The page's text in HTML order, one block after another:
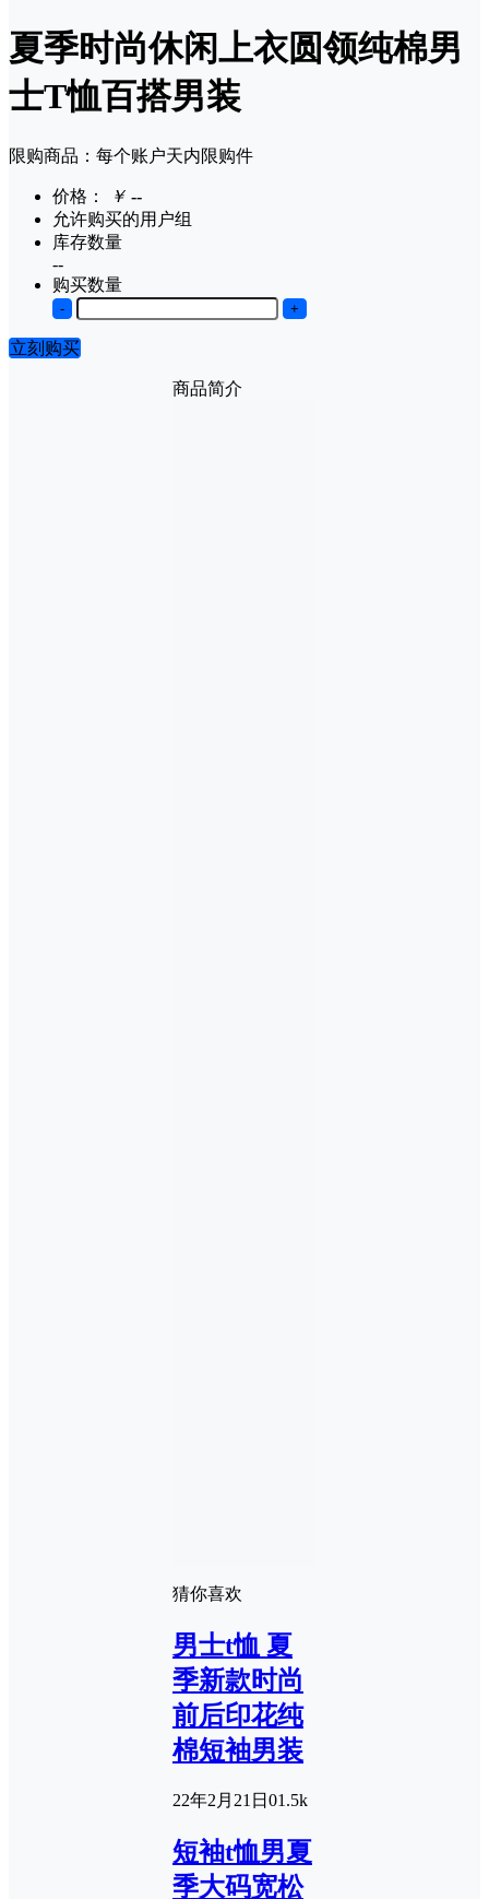
夏季时尚休闲上衣圆领纯棉男
士T恤百搭男装
限购商品：每个账户天内限购件
价格： ￥ --
允许购买的用户组
库存数量
--
购买数量
- +
立刻购买
商品简介
猜你喜欢
男士t恤 夏
季新款时尚
前后印花纯
棉短袖男装
22年2月21日 01.5k
短袖t恤男夏
季大码宽松